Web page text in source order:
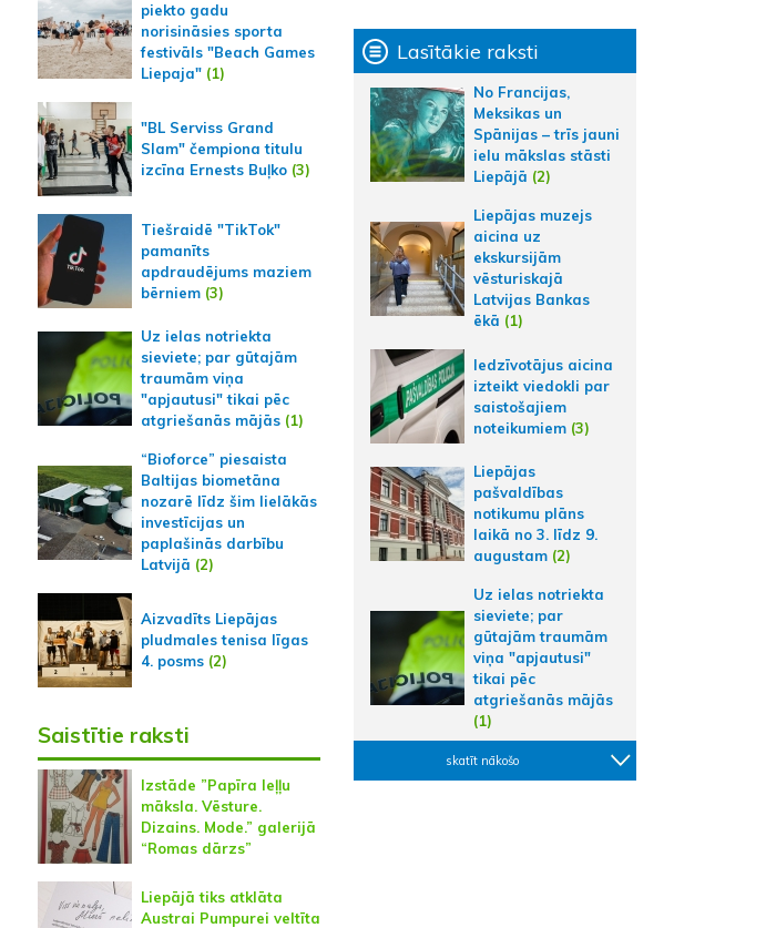
piekto gadu
norisināsies sporta
festivāls "Beach Games
Liepaja"(1)
"BL Serviss Grand
Slam" čempiona titulu
izcīna Ernests Buļko(3)
Tiešraidē "TikTok"
pamanīts
apdraudējums maziem
bērniem(3)
Uz ielas notriekta
sieviete; par gūtajām
traumām viņa
"apjautusi" tikai pēc
atgriešanās mājās(1)
“Bioforce” piesaista
Baltijas biometāna
nozarē līdz šim lielākās
investīcijas un
paplašinās darbību
Latvijā (2)
Aizvadīts Liepājas
pludmales tenisa līgas
4. posms(2)
Saistītie raksti
Izstāde ”Papīra leļļu
māksla. Vēsture.
Dizains. Mode.” galerijā
“Romas dārzs”
Liepājā tiks atklāta
Austrai Pumpurei veltīta
Lasītākie raksti
No Francijas,
Meksikas un
Spānijas – trīs jauni
ielu mākslas stāsti
Liepājā (2)
Liepājas muzejs
aicina uz
ekskursijām
vēsturiskajā
Latvijas Bankas
ēkā (1)
Iedzīvotājus aicina
izteikt viedokli par
saistošajiem
noteikumiem (3)
Liepājas
pašvaldības
notikumu plāns
laikā no 3. līdz 9.
augustam (2)
Uz ielas notriekta
sieviete; par
gūtajām traumām
viņa "apjautusi"
tikai pēc
atgriešanās mājās
(1)
skatīt nākošo